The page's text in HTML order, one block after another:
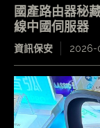
國產路由器秘
線中國伺服器
資訊保安